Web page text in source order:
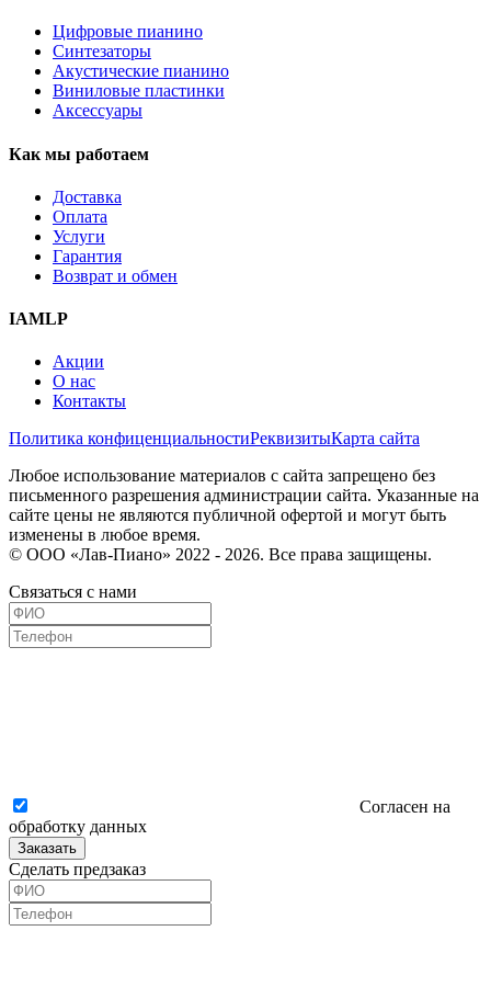
Цифровые пианино
Синтезаторы
Акустические пианино
Виниловые пластинки
Аксессуары
Как мы работаем
Доставка
Оплата
Услуги
Гарантия
Возврат и обмен
IAMLP
Акции
О нас
Контакты
Политика конфиценциальностиРеквизитыКарта сайта
Любое использование материалов с сайта запрещено без
письменного разрешения администрации сайта. Указанные на
сайте цены не являются публичной офертой и могут быть
изменены в любое время.
© ООО «Лав-Пиано» 2022 - 2026. Все права защищены.
Связаться с нами
Согласен на
обработку данных
Заказать
Сделать предзаказ